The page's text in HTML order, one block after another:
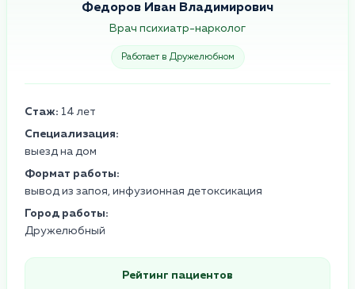
Федоров Иван Владимирович
Врач психиатр-нарколог
Работает в Дружелюбном
Стаж: 14 лет
Специализация:
выезд на дом
Формат работы:
вывод из запоя, инфузионная детоксикация
Город работы:
Дружелюбный
Рейтинг пациентов